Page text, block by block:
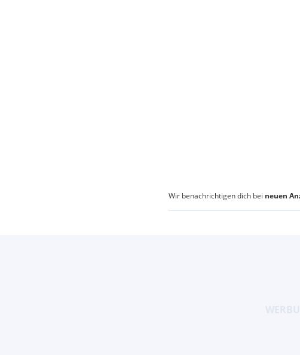
Wir benachrichtigen dich bei neuen